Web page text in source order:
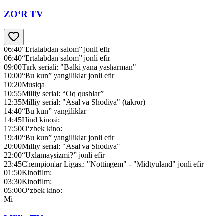
ZO‘R TV
06:40“Ertalabdan salom” jonli efir
06:40“Ertalabdan salom” jonli efir
09:00Turk seriali: "Balki yana yasharman"
10:00“Bu kun” yangiliklar jonli efir
10:20Musiqa
10:55Milliy serial: “Oq qushlar”
12:35Milliy serial: "Asal va Shodiya" (takror)
14:40“Bu kun” yangiliklar
14:45Hind kinosi:
17:50O‘zbek kino:
19:40“Bu kun” yangiliklar jonli efir
20:00Milliy serial: "Asal va Shodiya"
22:00“Uxlamaysizmi?” jonli efir
23:45Chempionlar Ligasi: "Nottingem" - "Midtyuland" jonli efir
01:50Kinofilm:
03:30Kinofilm:
05:00O‘zbek kino:
Mi